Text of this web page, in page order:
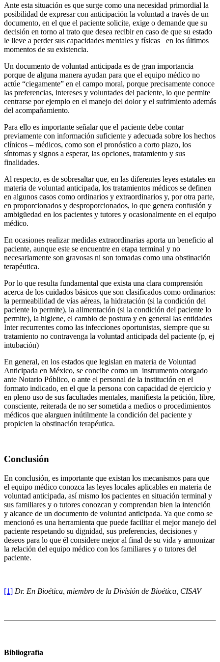
Ante esta situación es que surge como una necesidad primordial la
posibilidad de expresar con anticipación la voluntad a través de un
documento, en el que el paciente solicite, exige o demande que su
decisión en torno al trato que desea recibir en caso de que su estado
le lleve a perder sus capacidades mentales y físicas en los últimos
momentos de su existencia.
Un documento de voluntad anticipada es de gran importancia
porque de alguna manera ayudan para que el equipo médico no
actúe “ciegamente” en el campo moral, porque precisamente conoce
las preferencias, intereses y voluntades del paciente, lo que permite
centrarse por ejemplo en el manejo del dolor y el sufrimiento además
del acompañamiento.
Para ello es importante señalar que el paciente debe contar
previamente con información suficiente y adecuada sobre los hechos
clínicos – médicos, como son el pronóstico a corto plazo, los
síntomas y signos a esperar, las opciones, tratamiento y sus
finalidades.
Al respecto, es de sobresaltar que, en las diferentes leyes estatales en
materia de voluntad anticipada, los tratamientos médicos se definen
en algunos casos como ordinarios y extraordinarios y, por otra parte,
en proporcionados y desproporcionados, lo que genera confusión y
ambigüedad en los pacientes y tutores y ocasionalmente en el equipo
médico.
En ocasiones realizar medidas extraordinarias aporta un beneficio al
paciente, aunque este se encuentre en etapa terminal y no
necesariamente son gravosas ni son tomadas como una obstinación
terapéutica.
Por lo que resulta fundamental que exista una clara comprensión
acerca de los cuidados básicos que son clasificados como ordinarios:
la permeabilidad de vías aéreas, la hidratación (si la condición del
paciente lo permite), la alimentación (si la condición del paciente lo
permite), la higiene, el cambio de postura y en general las entidades
Inter recurrentes como las infecciones oportunistas, siempre que su
tratamiento no contravenga la voluntad anticipada del paciente (p, ej
intubación)
En general, en los estados que legislan en materia de Voluntad
Anticipada en México, se concibe como un instrumento otorgado
ante Notario Público, o ante el personal de la institución en el
formato indicado, en el que la persona con capacidad de ejercicio y
en pleno uso de sus facultades mentales, manifiesta la petición, libre,
consciente, reiterada de no ser sometida a medios o procedimientos
médicos que alarguen inútilmente la condición del paciente y
propicien la obstinación terapéutica.
Conclusión
En conclusión, es importante que existan los mecanismos para que
el equipo médico conozca las leyes locales aplicables en materia de
voluntad anticipada, así mismo los pacientes en situación terminal y
sus familiares y o tutores conozcan y comprendan bien la intención
y alcance de un documento de voluntad anticipada. Ya que como se
mencionó es una herramienta que puede facilitar el mejor manejo del
paciente respetando su dignidad, sus preferencias, decisiones y
deseos para lo que él considere mejor al final de su vida y armonizar
la relación del equipo médico con los familiares y o tutores del
paciente.
[1] Dr. En Bioética, miembro de la División de Bioética, CISAV
Bibliografía